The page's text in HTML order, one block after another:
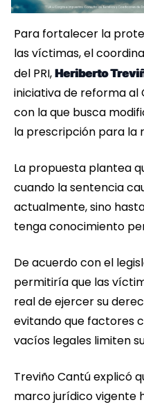
Para fortalecer la
las víctimas, el
del PRI, Heriberto
iniciativa de reforma al
con la que busca
la prescripción para la
La propuesta plantea
cuando la sentencia
actualmente, sino
tenga conocimiento
De acuerdo con el
permitiría que las
real de ejercer su
evitando que factores
vacíos legales limiten
Treviño Cantú explicó
marco jurídico vigente